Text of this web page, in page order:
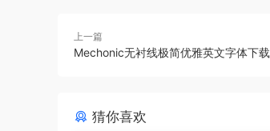
上一篇
Mechonic无衬线极简优雅英文字体下载
猜你喜欢